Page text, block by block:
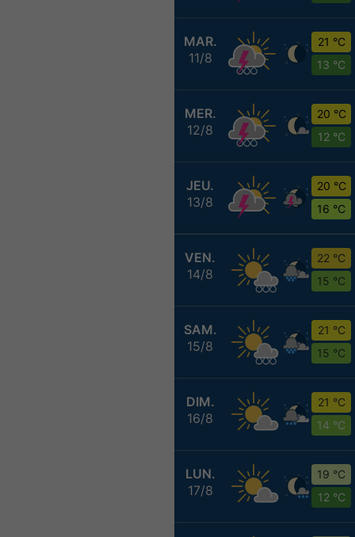
MAR.
11/8
21 °C
13 °C
MER.
12/8
20 °C
12 °C
JEU.
13/8
20 °C
16 °C
VEN.
14/8
22 °C
15 °C
SAM.
15/8
21 °C
15 °C
DIM.
16/8
21 °C
14 °C
LUN.
17/8
19 °C
12 °C